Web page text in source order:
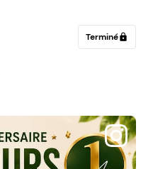
Terminélock